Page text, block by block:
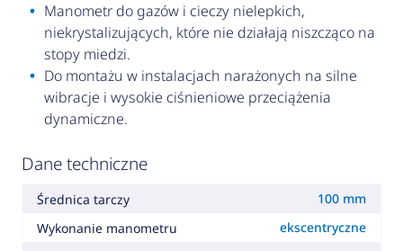
Manometr do gazów i cieczy nielepkich,
niekrystalizujących, które nie działają niszcząco na
stopy miedzi.
Do montażu w instalacjach narażonych na silne
wibracje i wysokie ciśnieniowe przeciążenia
dynamiczne.
Dane techniczne
Średnica tarczy
100 mm
Wykonanie manometru
ekscentryczne